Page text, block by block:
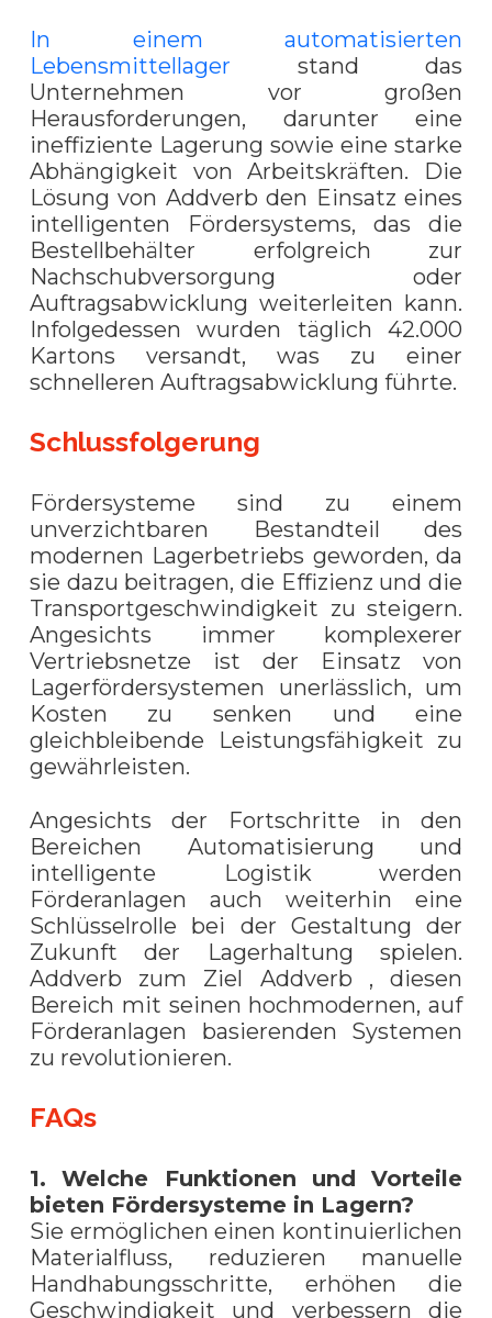
In einem automatisierten
Lebensmittellager stand das
Unternehmen vor großen
Herausforderungen, darunter eine
ineffiziente Lagerung sowie eine starke
Abhängigkeit von Arbeitskräften. Die
Lösung von Addverb den Einsatz eines
intelligenten Fördersystems, das die
Bestellbehälter erfolgreich zur
Nachschubversorgung oder
Auftragsabwicklung weiterleiten kann.
Infolgedessen wurden täglich 42.000
Kartons versandt, was zu einer
schnelleren Auftragsabwicklung führte.
Schlussfolgerung
Fördersysteme sind zu einem
unverzichtbaren Bestandteil des
modernen Lagerbetriebs geworden, da
sie dazu beitragen, die Effizienz und die
Transportgeschwindigkeit zu steigern.
Angesichts immer komplexerer
Vertriebsnetze ist der Einsatz von
Lagerfördersystemen unerlässlich, um
Kosten zu senken und eine
gleichbleibende Leistungsfähigkeit zu
gewährleisten.
Angesichts der Fortschritte in den
Bereichen Automatisierung und
intelligente Logistik werden
Förderanlagen auch weiterhin eine
Schlüsselrolle bei der Gestaltung der
Zukunft der Lagerhaltung spielen.
Addverb zum Ziel Addverb , diesen
Bereich mit seinen hochmodernen, auf
Förderanlagen basierenden Systemen
zu revolutionieren.
FAQs
1. Welche Funktionen und Vorteile
bieten Fördersysteme in Lagern?
Sie ermöglichen einen kontinuierlichen
Materialfluss, reduzieren manuelle
Handhabungsschritte, erhöhen die
Geschwindigkeit und verbessern die